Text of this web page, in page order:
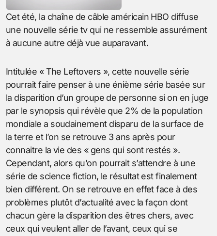
Cet été, la chaîne de câble américain HBO diffuse
une nouvelle série tv qui ne ressemble assurément
à aucune autre déjà vue auparavant.
Intitulée « The Leftovers », cette nouvelle série
pourrait faire penser à une énième série basée sur
la disparition d’un groupe de personne si on en juge
par le synopsis qui révèle que 2% de la population
mondiale a soudainement disparu de la surface de
la terre et l’on se retrouve 3 ans après pour
connaitre la vie des « gens qui sont restés ».
Cependant, alors qu’on pourrait s’attendre à une
série de science fiction, le résultat est finalement
bien différent. On se retrouve en effet face à des
problèmes plutôt d’actualité avec la façon dont
chacun gère la disparition des êtres chers, avec
ceux qui veulent aller de l’avant, ceux qui se